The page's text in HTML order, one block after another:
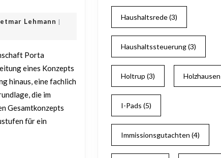
Lehmann Dietmar
|
eines Konzepts
hinaus, eine fachlich
die im
Gesamtkonzepts
für ein
Haushaltsrede(3)
Haushaltssteuerung(3)
Holtrup (3) Holzhausen
I-Pads (5)
Immissionsgutachten (4)